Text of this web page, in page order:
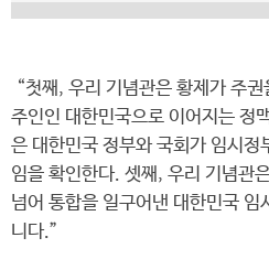
“첫째, 우리 기념관은 황제가 주
주인인 대한민국으로 이어지는 정
은 대한민국 정부와 국회가 임시정
임을 확인한다. 셋째, 우리 기념관
넘어 통합을 일구어낸 대한민국
니다.”